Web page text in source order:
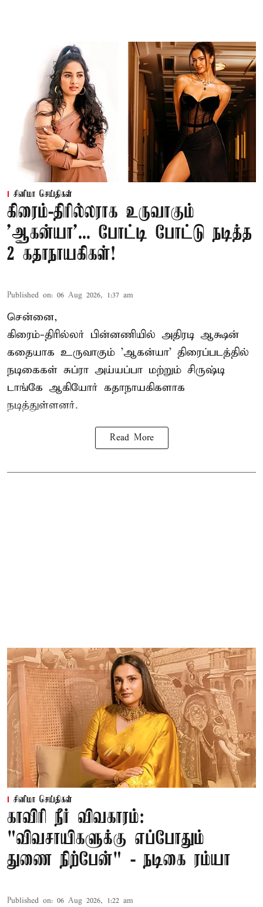
சினிமா செய்திகள்
கிரைம்-திரில்லராக உருவாகும்
'ஆகன்யா'... போட்டி போட்டு நடித்த
2 கதாநாயகிகள்!
Published on: 06 Aug 2026, 1:37 am
சென்னை,
கிரைம்-திரில்லர் பின்னணியில் அதிரடி ஆக்ஷன்
கதையாக உருவாகும் 'ஆகன்யா' திரைப்படத்தில்
நடிகைகள் சுப்ரா அய்யப்பா மற்றும் சிருஷ்டி
டாங்கே ஆகியோர் கதாநாயகிகளாக
நடித்துள்ளனர்.
Read More
சினிமா செய்திகள்
காவிரி நீர் விவகாரம்:
"விவசாயிகளுக்கு எப்போதும்
துணை நிற்பேன்" - நடிகை ரம்யா
Published on: 06 Aug 2026, 1:22 am